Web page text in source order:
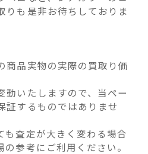
りも是非お待ちしておりま
商品実物の実際の買取り価
動いたしますので、当ペー
証するものではありませ
も査定が大きく変わる場合
参考にご利用ください。